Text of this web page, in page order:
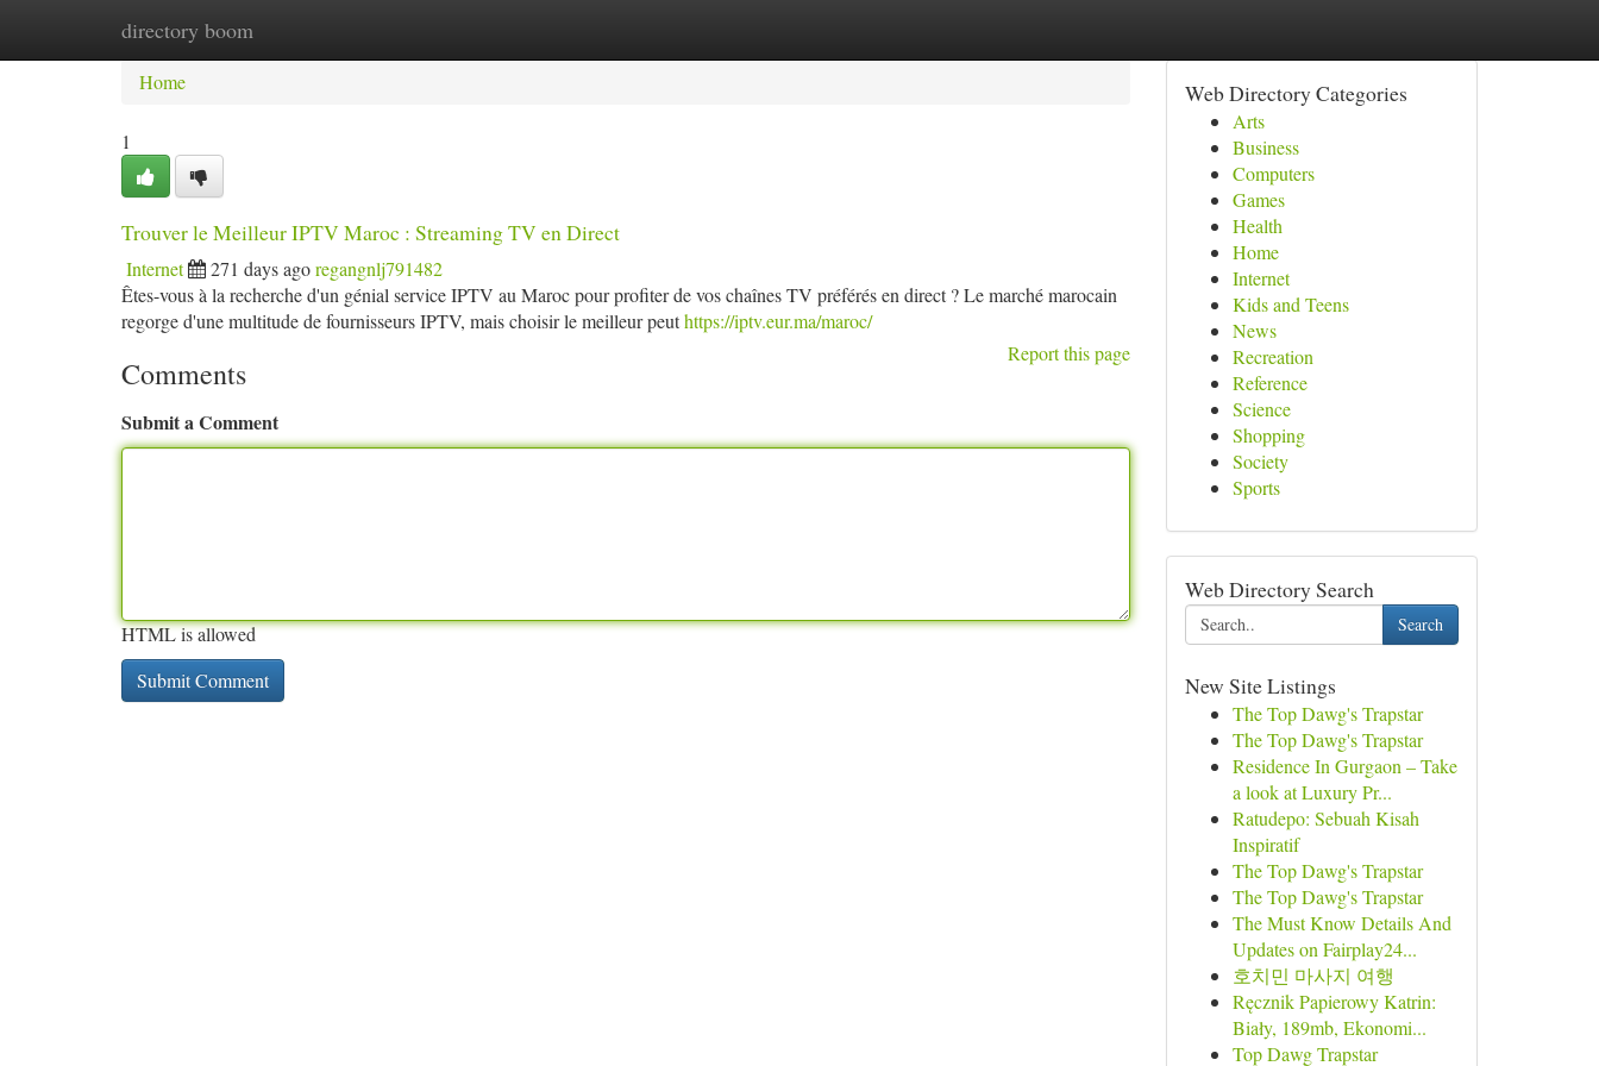
directory boom
Home New Site Listings
Home
1
Trouver le Meilleur IPTV Maroc : Streaming TV en Direct
Internet 271 days agoregangnlj791482
Êtes-vous à la recherche d'un génial service IPTV au Maroc pour profiter de vos chaînes TV préférés en direct ? Le marché marocain
regorge d'une multitude de fournisseurs IPTV, mais choisir le meilleur peuthttps://iptv.eur.ma/maroc/
Report this page
Comments
Submit a Comment
HTML is allowed
Web Directory Categories
Arts
Business
Computers
Games
Health
Home
Internet
Kids and Teens
News
Recreation
Reference
Science
Shopping
Society
Sports
Web Directory Search
Search
New Site Listings
The Top Dawg's Trapstar
The Top Dawg's Trapstar
Residence In Gurgaon – Take
a look at Luxury Pr...
Ratudepo: Sebuah Kisah
Inspiratif
The Top Dawg's Trapstar
The Top Dawg's Trapstar
The Must Know Details And
Updates on Fairplay24...
호치민 마사지 여행
Ręcznik Papierowy Katrin:
Biały, 189mb, Ekonomi...
Top Dawg Trapstar